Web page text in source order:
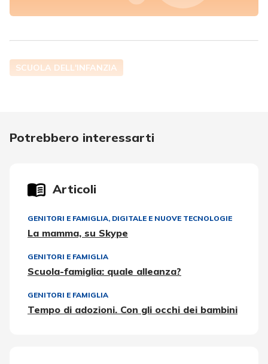
SCUOLA DELL'INFANZIA
Potrebbero interessarti
Articoli
GENITORI E FAMIGLIA, DIGITALE E NUOVE TECNOLOGIE
La mamma, su Skype
GENITORI E FAMIGLIA
Scuola-famiglia: quale alleanza?
GENITORI E FAMIGLIA
Tempo di adozioni. Con gli occhi dei bambini